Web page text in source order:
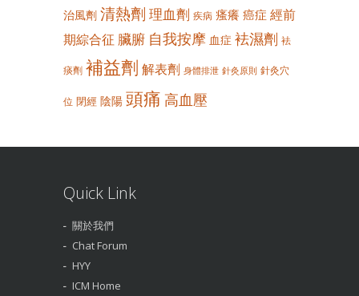
治風劑 清熱劑 理血劑 疾病 瘙癢 癌症 經前
期綜合征 臟腑 自我按摩 血症 袪濕劑 袪
痰劑 補益劑 解表劑 身體排泄 針灸原則 針灸穴
位 閉經 陰陽 頭痛 高血壓
Quick Link
關於我們
Chat Forum
HYY
ICM Home